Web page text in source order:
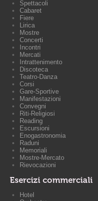
Spettacoli
Cabaret
Fiere
Lirica
Mostre
Concerti
Incontri
Mercati
Intrattenimento
Discoteca
Teatro-Danza
Corsi
Gare-Sportive
Manifestazioni
Convegni
Riti-Religiosi
Reading
Escursioni
Enogastronomia
Raduni
Memoriali
Mostre-Mercato
Rievocazioni
Esercizi commerciali
Hotel